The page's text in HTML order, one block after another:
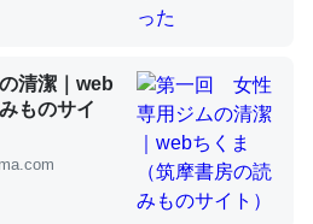
いのか。知らんかった。調べたら
エビの600分の1程度。
学の大問題＝「昆虫はなぜ海にいな
清潔｜web
ものサイ